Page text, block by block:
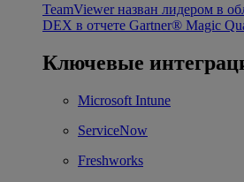
TeamViewer назван лидером в
DEX в отчете Gartner® Magic
Ключевые
Microsoft Intune
ServiceNow
Freshworks